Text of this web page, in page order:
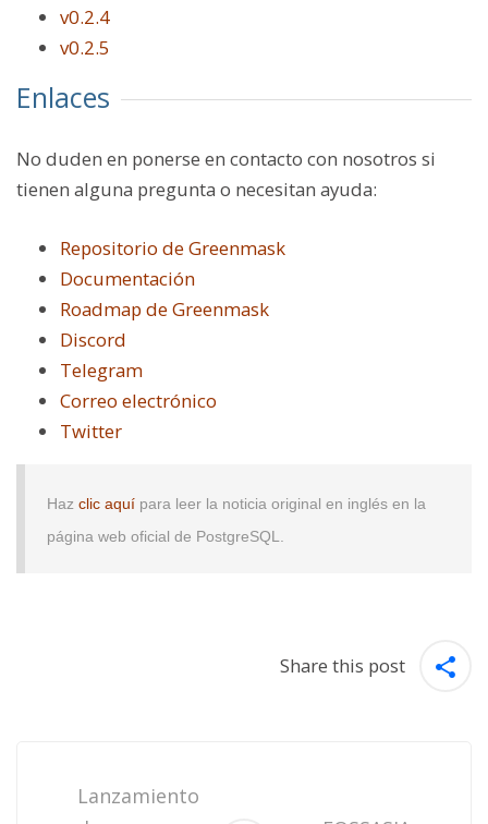
v0.2.4
v0.2.5
Enlaces
No duden en ponerse en contacto con nosotros si
tienen alguna pregunta o necesitan ayuda:
Repositorio de Greenmask
Documentación
Roadmap de Greenmask
Discord
Telegram
Correo electrónico
Twitter
Haz clic aquí para leer la noticia original en inglés en la
página web oficial de PostgreSQL.
Share this post
navigation
Lanzamiento